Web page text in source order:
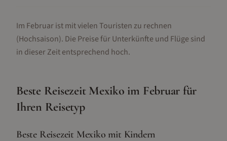
Im Februar ist mit vielen Touristen zu rechnen
(Hochsaison). Die Preise für Unterkünfte und Flüge sind
in dieser Zeit entsprechend hoch.
Beste Reisezeit Mexiko im Februar für
Ihren Reisetyp
Beste Reisezeit Mexiko mit Kindern